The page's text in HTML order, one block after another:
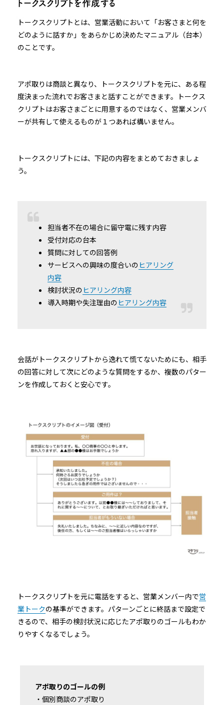
トークスクリプトを作成する
トークスクリプトとは、営業活動において「お客さまと何を
どのように話すか」をあらかじめ決めたマニュアル（台本）
のことです。
アポ取りは商談と異なり、トークスクリプトを元に、ある程
度決まった流れでお客さまと話すことができます。トークス
クリプトはお客さまごとに用意するのではなく、営業メンバ
ーが共有して使えるものが１つあれば構いません。
トークスクリプトには、下記の内容をまとめておきましょ
う。
担当者不在の場合に留守電に残す内容
受付対応の台本
質問に対しての回答例
サービスへの興味の度合いの ヒアリング
内容
検討状況の ヒアリング内容
導入時期や失注理由の ヒアリング内容
会話がトークスクリプトから逸れて慌てないためにも、相手
の回答に対して次にどのような質問をするか、複数のパター
ンを作成しておくと安心です。
トークスクリプトを元に電話をすると、営業メンバー内で営
業トークの基準ができます。パターンごとに終話まで設定で
きるので、相手の検討状況に応じたアポ取りのゴールもわか
りやすくなるでしょう。
アポ取りのゴールの例
・個別商談のアポ取り